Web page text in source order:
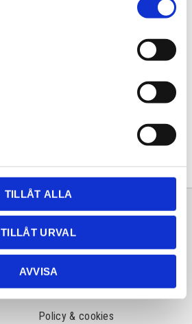
TILLÅT ALLA
TILLÅT URVAL
AVVISA
Lagervara
20250660
Information
Frågor & svar
Köpvillkor
Policy & cookies